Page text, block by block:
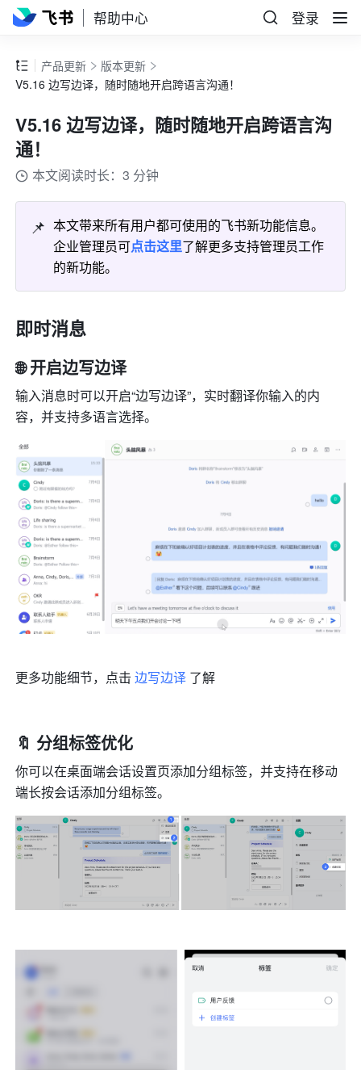
帮助中心 登录
产品更新
版本更新
V5.16 边写边译，随时随地开启跨语言沟通！
V5.16 边写边译，随时随地开启跨语言沟
通！
本文阅读时长：3 分钟
📌 本文带来所有用户都可使用的飞书新功能信息。
企业管理员可点击这里了解更多支持管理员工作
的新功能。
即时消息
🌐 开启边写边译
输入消息时可以开启“边写边译”，实时翻译你输入的内
容，并支持多语言选择。
更多功能细节，点击 边写边译 了解
🔖 分组标签优化
你可以在桌面端会话设置页添加分组标签，并支持在移动
端长按会话添加分组标签。